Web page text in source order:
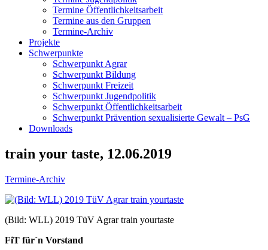
Termine Öffentlichkeitsarbeit
Termine aus den Gruppen
Termine-Archiv
Projekte
Schwerpunkte
Schwerpunkt Agrar
Schwerpunkt Bildung
Schwerpunkt Freizeit
Schwerpunkt Jugendpolitik
Schwerpunkt Öffentlichkeitsarbeit
Schwerpunkt Prävention sexualisierte Gewalt – PsG
Downloads
train your taste, 12.06.2019
Termine-Archiv
(Bild: WLL) 2019 TüV Agrar train yourtaste
FiT für´n Vorstand